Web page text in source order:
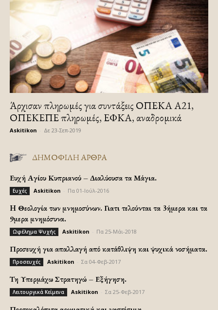
Άρχισαν πληρωμές για συντάξεις ΟΠΕΚΑ Α21,
ΟΠΕΚΕΠΕ πληρωμές, ΕΦΚΑ, αναδρομικά
Askitikon Δε 23-Σεπ-2019
ΔΗΜΟΦΙΛΗ ΑΡΘΡΑ
Ευχή Αγίου Κυπριανού – Διαλύουσα τα Μάγια.
Ευχές Askitikon Πα 01-Ιούλ-2016
H Θεολογία των μνημοσύνων. Γιατι τελούνται τα 3ήμερα και τα
9μερα μνημόσυνα.
Ωφέλημα Ψυχής Askitikon Πα 25-Μάι-2018
Προσευχή για απαλλαγή από κατάθλιψη και ψυχικά νοσήματα.
Προσευχές Askitikon Σα 04-Φεβ-2017
Τη Υπερμάχω Στρατηγώ – Εξήγηση.
Λειτουργικά Κείμενα Askitikon Σα 25-Φεβ-2017